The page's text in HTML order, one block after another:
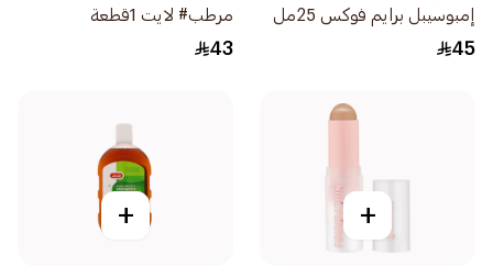
إمبوسيبل برايم فوكس 25مل
45
مرطب# لايت 1قطعة
43
+
+